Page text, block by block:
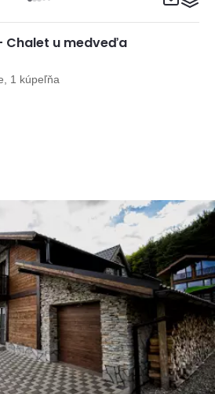
Chalet u medveďa
1 kúpeľňa